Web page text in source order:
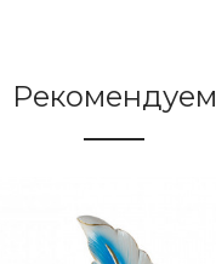
Рекомендуем